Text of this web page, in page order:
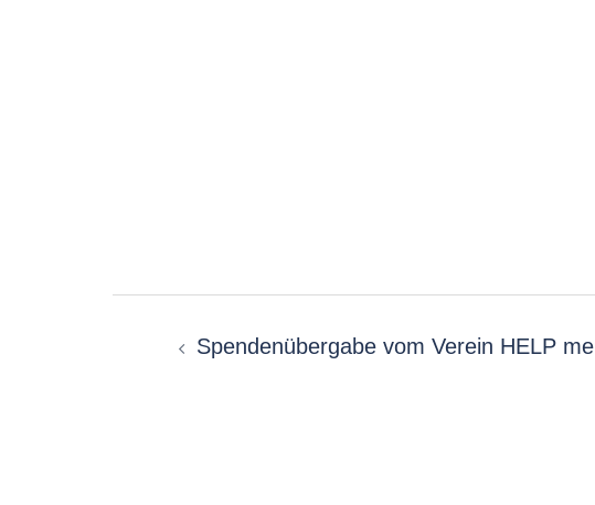
Spendenübergabe vom Verein HELP me